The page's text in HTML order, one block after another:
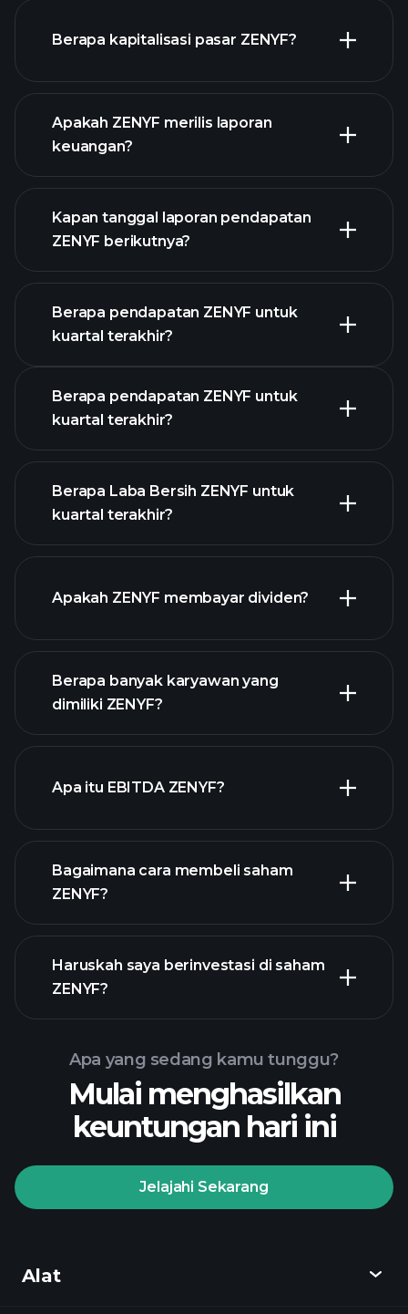
Berapa kapitalisasi pasar ZENYF?
daftar saham kami
Apakah ZENYF merilis laporan
keuangan?
keuangan
ZENYF
Kapan tanggal laporan pendapatan
ZENYF berikutnya?
Berapa pendapatan ZENYF untuk
kuartal terakhir?
Berapa pendapatan ZENYF untuk
kuartal terakhir?
keuangan
Berapa Laba Bersih ZENYF untuk
kuartal terakhir?
laporan
keuangan
Apakah ZENYF membayar dividen?
Berapa banyak karyawan yang
dimiliki ZENYF?
Apa itu EBITDA ZENYF?
laporan keuangan ZENYF
Bagaimana cara membeli saham
ZENYF?
Turnamen
Playtrade
broker yang
Haruskah saya berinvestasi di saham
ZENYF?
Apa yang sedang kamu tunggu?
Mulai menghasilkan
keuntungan hari ini
Jelajahi Sekarang
Alat